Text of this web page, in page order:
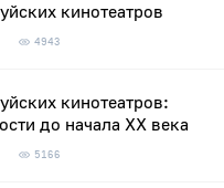
кинотеатров
4943
кинотеатров:
до начала ХХ века
5166